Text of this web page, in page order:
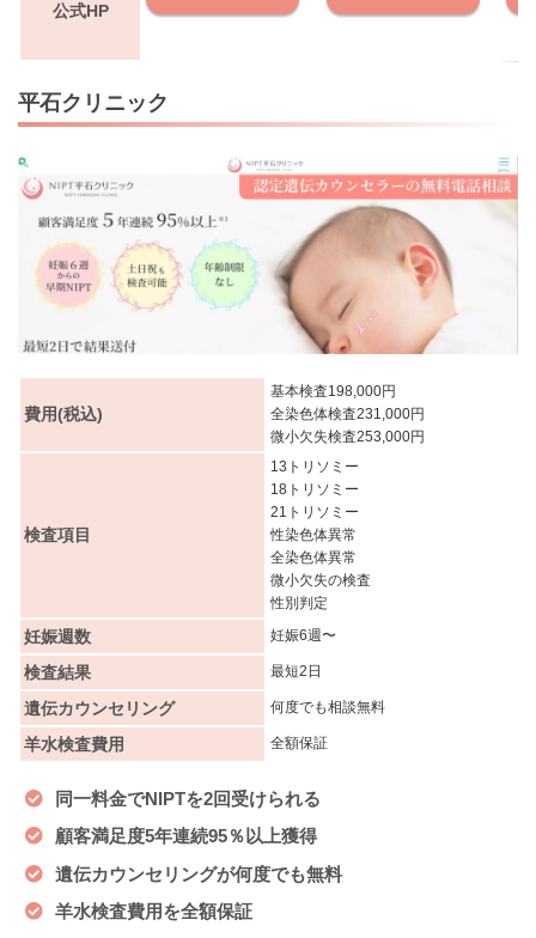
公式HP
平石クリニック
費用(税込)
基本検査198,000円
全染色体検査231,000円
微小欠失検査253,000円
検査項目
13トリソミー
18トリソミー
21トリソミー
性染色体異常
全染色体異常
微小欠失の検査
性別判定
妊娠週数 妊娠6週〜
検査結果 最短2日
遺伝カウンセリング 何度でも相談無料
羊水検査費用 全額保証
同一料金でNIPTを2回受けられる
顧客満足度5年連続95％以上獲得
遺伝カウンセリングが何度でも無料
羊水検査費用を全額保証